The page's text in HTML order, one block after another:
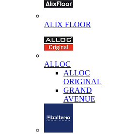
ALIX FLOOR
ALLOC
ALLOC
ORIGINAL
GRAND
AVENUE